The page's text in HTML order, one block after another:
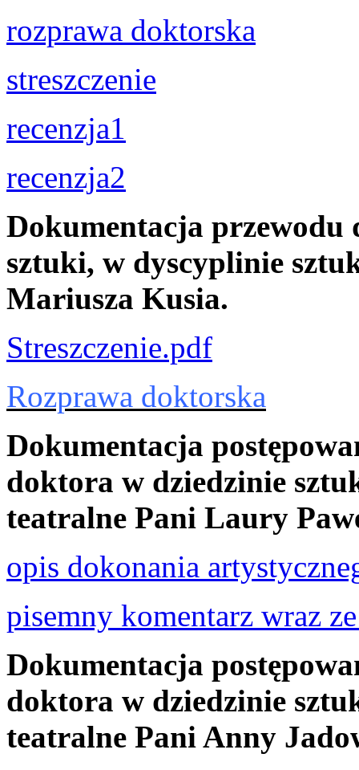
rozprawa doktorska
streszczenie
recenzja1
recenzja2
Dokumentacja przewodu
sztuki, w dyscyplinie
Mariusza Kusia.
Streszczenie.pdf
Rozprawa doktorska
Dokumentacja
doktora w dziedzinie
teatralne Pani Laury
opis dokonania
pisemny komentarz wraz
Dokumentacja
doktora w dziedzinie
teatralne Pani Anny